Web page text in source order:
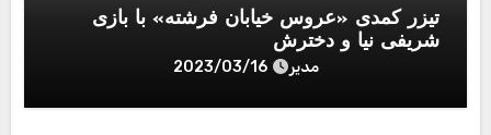
تیزر کمدی «عروس خیابان فرشته» با بازی
شریفی نیا و دخترش
مدیر 2023/03/16